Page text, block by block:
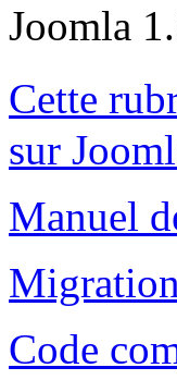
Joomla
Cette
sur
Manuel
Code